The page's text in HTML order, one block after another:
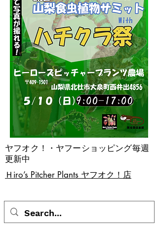
​Ｈiro’s Pitcher Plants ヤフオク！店
ヤフオク！・ヤフーショッピング毎週
更新中